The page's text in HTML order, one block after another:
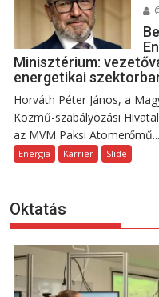
Minisztérium:
energetikai
Horváth Péter János, a
Közmű-szabályozási
az MVM Paksi Atomerőmű...
Energia Karrier Slide
Oktatás